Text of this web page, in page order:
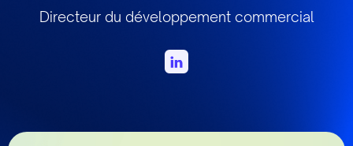
Directeur du développement commercial